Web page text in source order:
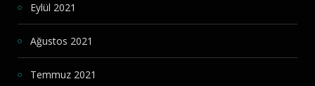
Eylül 2021
Ağustos 2021
Temmuz 2021